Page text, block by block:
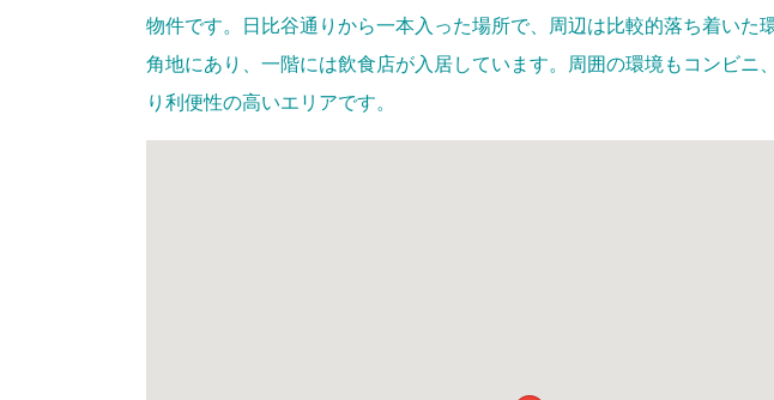
物件です。日比谷通りから一本入った場所で、周辺は比較的落ち着いた
角地にあり、一階には飲食店が入居しています。周囲の環境もコンビニ
り利便性の高いエリアです。